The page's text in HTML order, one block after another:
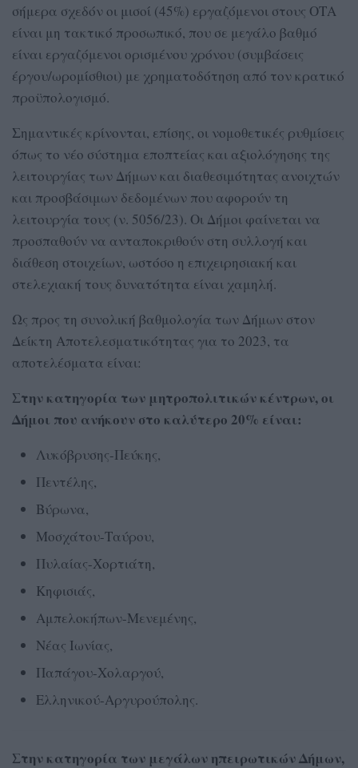
σήμερα σχεδόν οι μισοί (45%) εργαζόμενοι στους ΟΤΑ
είναι μη τακτικό προσωπικό, που σε μεγάλο βαθμό
είναι εργαζόμενοι ορισμένου χρόνου (συμβάσεις
έργου/ωρομίσθιοι) με χρηματοδότηση από τον κρατικό
προϋπολογισμό.
Σημαντικές κρίνονται, επίσης, οι νομοθετικές ρυθμίσεις
όπως το νέο σύστημα εποπτείας και αξιολόγησης της
λειτουργίας των Δήμων και διαθεσιμότητας ανοιχτών
και προσβάσιμων δεδομένων που αφορούν τη
λειτουργία τους (ν. 5056/23). Οι Δήμοι φαίνεται να
προσπαθούν να ανταποκριθούν στη συλλογή και
διάθεση στοιχείων, ωστόσο η επιχειρησιακή και
στελεχιακή τους δυνατότητα είναι χαμηλή.
Ως προς τη συνολική βαθμολογία των Δήμων στον
Δείκτη Αποτελεσματικότητας για το 2023, τα
αποτελέσματα είναι:
Στην κατηγορία των μητροπολιτικών κέντρων, οι
Δήμοι που ανήκουν στο καλύτερο 20% είναι:
Λυκόβρυσης-Πεύκης,
Πεντέλης,
Βύρωνα,
Μοσχάτου-Ταύρου,
Πυλαίας-Χορτιάτη,
Κηφισιάς,
Αμπελοκήπων-Μενεμένης,
Νέας Ιωνίας,
Παπάγου-Χολαργού,
Ελληνικού-Αργυρούπολης.
Στην κατηγορία των μεγάλων ηπειρωτικών Δήμων,